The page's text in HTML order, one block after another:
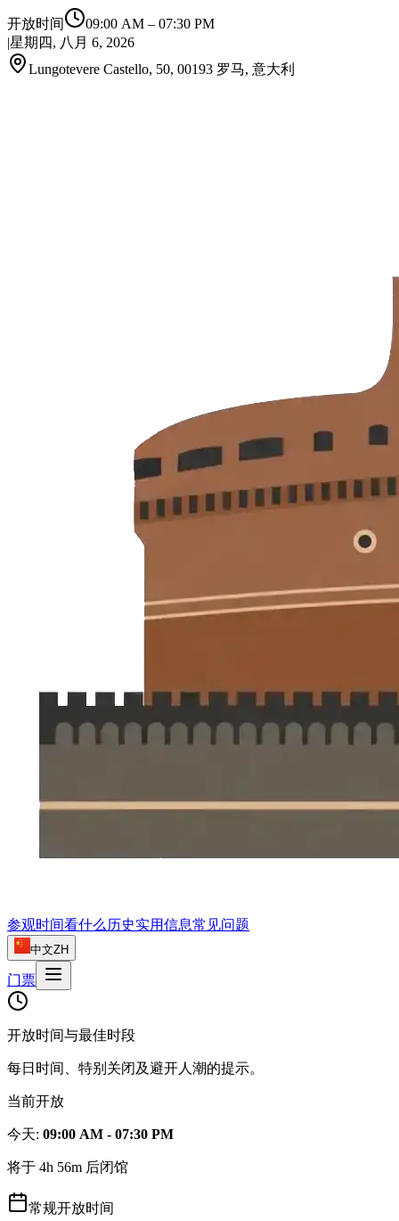
开放时间 09:00 AM – 07:30 PM
|星期四, 八月 6, 2026
Lungotevere Castello, 50, 00193 罗马, 意大利
参观时间看什么 历史实用信息常见问题
中文ZH
门票
开放时间与最佳时段
每日时间、特别关闭及避开人潮的提示。
当前开放
今天: 09:00 AM - 07:30 PM
将于 4h 56m 后闭馆
常规开放时间